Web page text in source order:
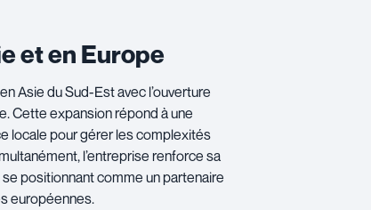
et en Europe
Asie du Sud-Est avec l’ouverture
Cette expansion répond à une
locale pour gérer les complexités
l’entreprise renforce sa
positionnant comme un partenaire
européennes.